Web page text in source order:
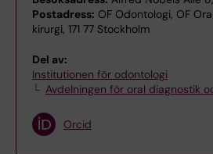
Postadress: OF Odontologi, OF
kirurgi, 171 77 Stockholm
Del av:
Institutionen för odontologi
Avdelningen för oral diagnostik
Orcid